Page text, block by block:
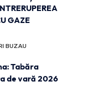
GAZE
BUZAU
Tabăra
de vară 2026